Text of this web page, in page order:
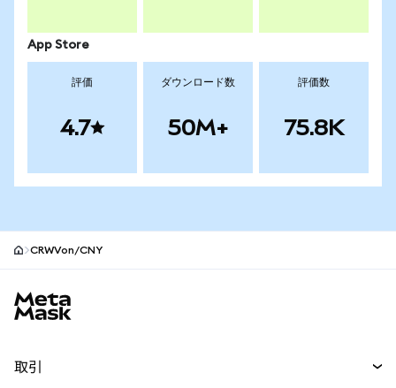
App Store
評価
4.7
ダウンロード数
50M+
評価数
75.8K
CRWVon/CNY
取引